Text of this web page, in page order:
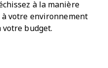
à la manière
votre environnement
budget.